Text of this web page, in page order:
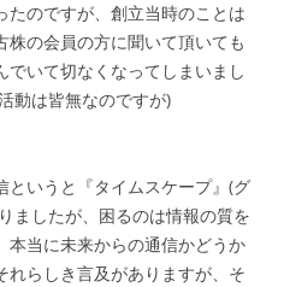
たのですが、創立当時のことは
の会員の方に聞いて頂いても
いて切なくなってしまいまし
動は皆無なのですが)
というと『タイムスケープ』(グ
ましたが、困るのは情報の質を
本当に未来からの通信かどうか
れらしき言及がありますが、そ